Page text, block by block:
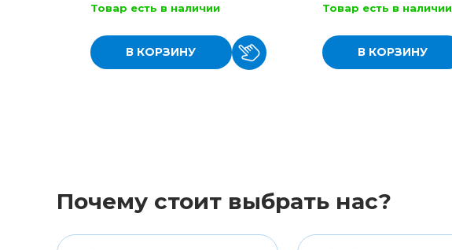
Товар есть в наличии
В КОРЗИНУ
Товар есть в наличии
В КОРЗИНУ
Почему стоит выбрать нас?